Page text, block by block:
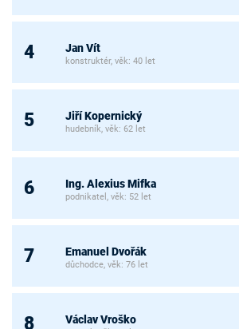
4 Jan Vít
konstruktér, věk: 40 let
5 Jiří Kopernický
hudebník, věk: 62 let
6 Ing. Alexius Mifka
podnikatel, věk: 52 let
7 Emanuel Dvořák
důchodce, věk: 76 let
8 Václav Vroško